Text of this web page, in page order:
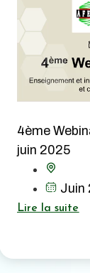
4ème
juin 2025
Juin
Lire la suite